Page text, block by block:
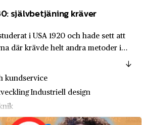
och Export AB
självbetjäning kräver
i USA 1920 och hade sett att
där krävde helt andra metoder i
sina moderna förpackningar
ar...
kundservice
Industriell design